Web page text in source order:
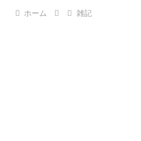
ホーム 雑記